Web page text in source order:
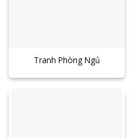
Tranh Phòng Ngủ